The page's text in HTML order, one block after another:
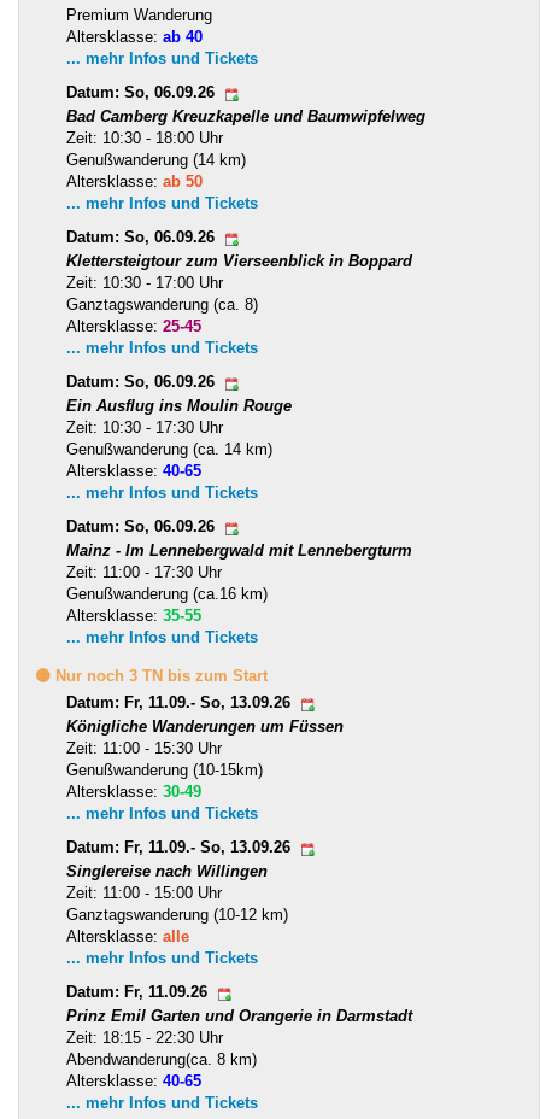
Premium Wanderung
Altersklasse: ab 40
... mehr Infos und Tickets
Datum: So, 06.09.26
Bad Camberg Kreuzkapelle und Baumwipfelweg
Zeit: 10:30 - 18:00 Uhr
Genußwanderung (14 km)
Altersklasse: ab 50
... mehr Infos und Tickets
Datum: So, 06.09.26
Klettersteigtour zum Vierseenblick in Boppard
Zeit: 10:30 - 17:00 Uhr
Ganztagswanderung (ca. 8)
Altersklasse: 25-45
... mehr Infos und Tickets
Datum: So, 06.09.26
Ein Ausflug ins Moulin Rouge
Zeit: 10:30 - 17:30 Uhr
Genußwanderung (ca. 14 km)
Altersklasse: 40-65
... mehr Infos und Tickets
Datum: So, 06.09.26
Mainz - Im Lennebergwald mit Lennebergturm
Zeit: 11:00 - 17:30 Uhr
Genußwanderung (ca.16 km)
Altersklasse: 35-55
... mehr Infos und Tickets
🟡 Nur noch 3 TN bis zum Start
Datum: Fr, 11.09.- So, 13.09.26
Königliche Wanderungen um Füssen
Zeit: 11:00 - 15:30 Uhr
Genußwanderung (10-15km)
Altersklasse: 30-49
... mehr Infos und Tickets
Datum: Fr, 11.09.- So, 13.09.26
Singlereise nach Willingen
Zeit: 11:00 - 15:00 Uhr
Ganztagswanderung (10-12 km)
Altersklasse: alle
... mehr Infos und Tickets
Datum: Fr, 11.09.26
Prinz Emil Garten und Orangerie in Darmstadt
Zeit: 18:15 - 22:30 Uhr
Abendwanderung(ca. 8 km)
Altersklasse: 40-65
... mehr Infos und Tickets